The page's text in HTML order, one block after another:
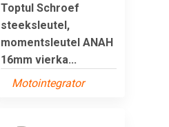
Toptul Schroef
steeksleutel,
momentsleutel ANAH
16mm vierka...
Motointegrator